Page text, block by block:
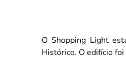
O Shopping Light
Histórico. O edifício